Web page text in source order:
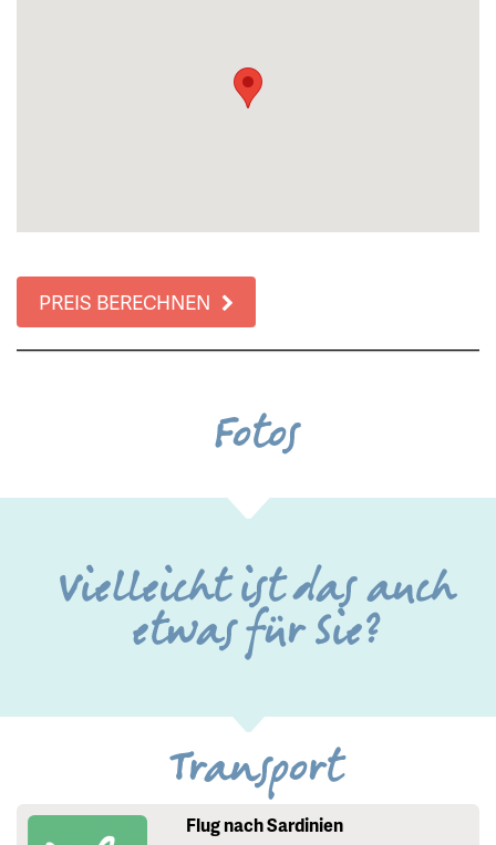
PREIS BERECHNEN
Fotos
Vielleicht ist das auch
etwas für Sie?
Transport
Flug nach Sardinien